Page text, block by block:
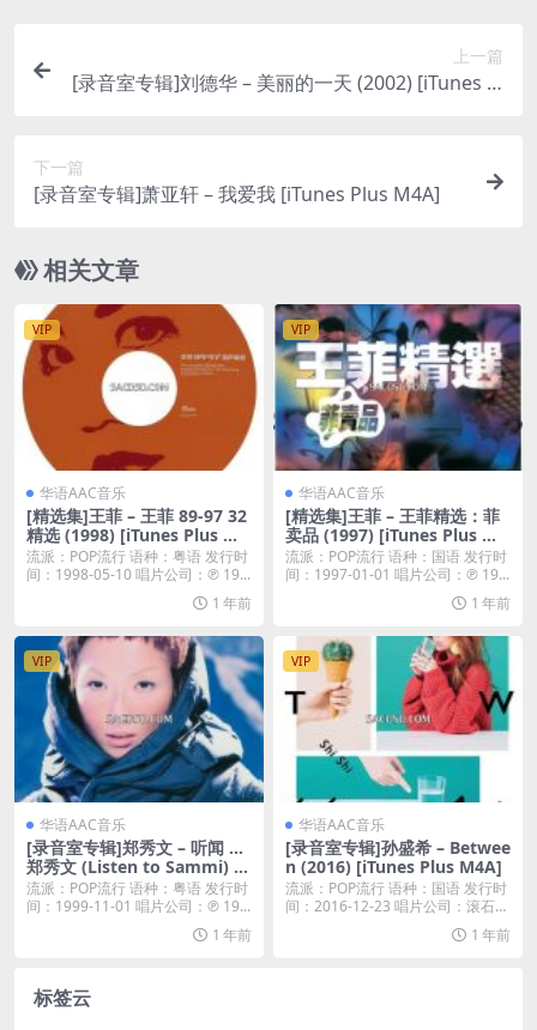
上一篇
[录音室专辑]刘德华 – 美丽的一天 (2002) [iTunes Pl
下一篇
[录音室专辑]萧亚轩 – 我爱我 [iTunes Plus M4A]
相关文章
VIP
华语AAC音乐
[精选集]王菲 – 王菲 89-97 32
精选 (1998) [iTunes Plus M4
A]
流派：POP流行 语种：粤语 发行时
间：1998-05-10 唱片公司：℗ 19...
1 年前
VIP
华语AAC音乐
[精选集]王菲 – 王菲精选：菲
卖品 (1997) [iTunes Plus M4
A]
流派：POP流行 语种：国语 发行时
间：1997-01-01 唱片公司：℗ 19...
1 年前
VIP
华语AAC音乐
[录音室专辑]郑秀文 – 听闻 …
郑秀文 (Listen to Sammi) [i
Tunes Plus M4A]
流派：POP流行 语种：粤语 发行时
间：1999-11-01 唱片公司：℗ 19...
1 年前
VIP
华语AAC音乐
[录音室专辑]孙盛希 – Betwee
n (2016) [iTunes Plus M4A]
流派：POP流行 语种：国语 发行时
间：2016-12-23 唱片公司：滚石唱
1 年前
标签云